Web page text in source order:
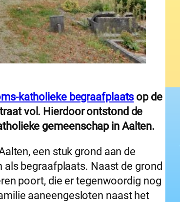
katholieke begraafplaatsop de
vol. Hierdoor ontstond de
gemeenschap in Aalten.
een stuk grond aan de
begraafplaats. Naast de grond
poort, die er tegenwoordig nog
aaneengesloten naast het